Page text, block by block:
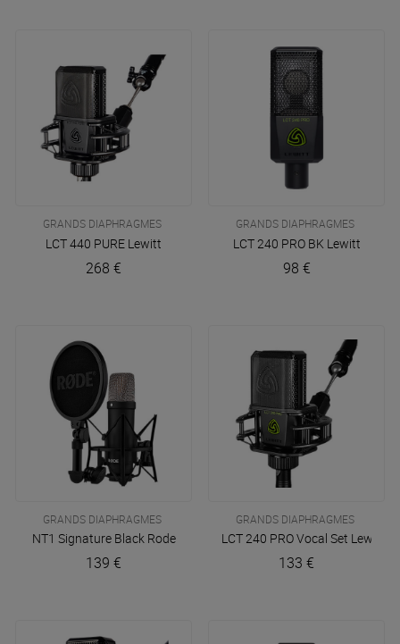
GRANDS DIAPHRAGMES
LCT 440 PURE Lewitt
268 €
GRANDS DIAPHRAGMES
LCT 240 PRO BK Lewitt
98 €
GRANDS DIAPHRAGMES
NT1 Signature Black Rode
139 €
GRANDS DIAPHRAGMES
LCT 240 PRO Vocal Set Lewitt
133 €